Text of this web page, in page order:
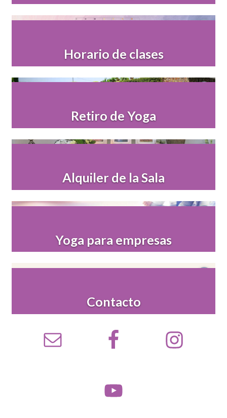
Horario de clases
Retiro de Yoga
Alquiler de la Sala
Yoga para empresas
Contacto